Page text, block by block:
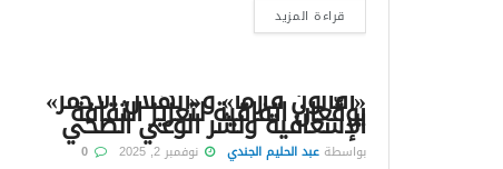
قراءة المزيد
«أفالون فارما» و«الهلال الأحمر»
يوقّعان اتفاقية لتعزيز الثقافة
الإسعافية ونشر الوعي الصحي
بواسطة عبد الحليم الجندي نوفمبر 2, 2025